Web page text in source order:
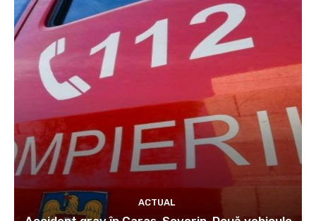
ACTUAL